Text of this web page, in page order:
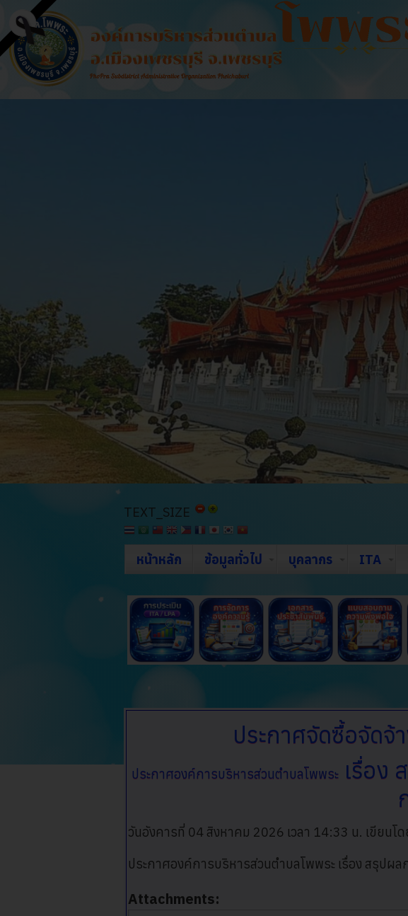
TEXT_SIZE
หน้าหลัก ข้อมูลทั่วไป บุคลากร ITA
ประกาศจัดซื้อจัดจ้
ประกาศองค์การบริหารส่วนตำบลโพพระ เรื่อง
วันอังคารที่ 04 สิงหาคม 2026 เวลา 14:33 น. เขียนโ
ประกาศองค์การบริหารส่วนตำบลโพพระ เรื่อง สรุปผ
Attachments: